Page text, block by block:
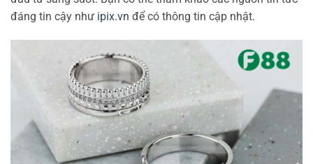
đáng tin cậy như ipix.vn để có thông tin cập nhật.